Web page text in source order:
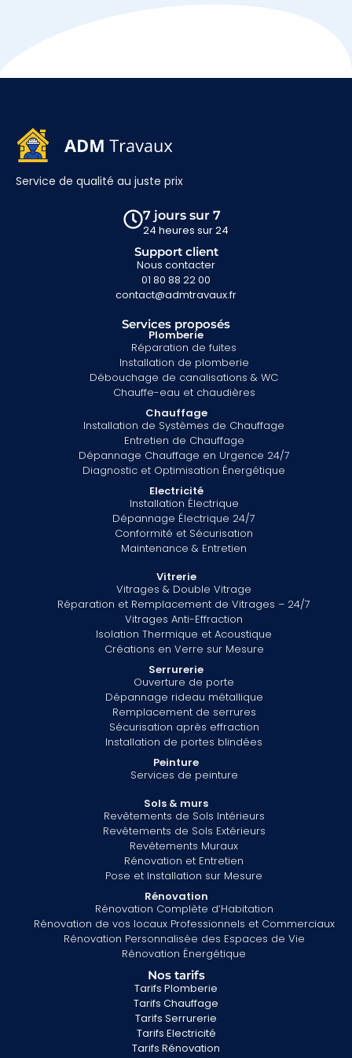
Service de qualité au juste prix
7 jours sur 7
24 heures sur 24
Support client
Nous contacter
01 80 88 22 00
contact@admtravaux.fr
Services proposés
Plomberie
Réparation de fuites
Installation de plomberie
Débouchage de canalisations & WC
Chauffe-eau et chaudières
Chauffage
Installation de Systèmes de Chauffage
Entretien de Chauffage
Dépannage Chauffage en Urgence 24/7
Diagnostic et Optimisation Énergétique
Electricité
Installation Électrique
Dépannage Électrique 24/7
Conformité et Sécurisation
Maintenance & Entretien
Vitrerie
Vitrages & Double Vitrage
Réparation et Remplacement de Vitrages – 24/7
Vitrages Anti-Effraction
Isolation Thermique et Acoustique
Créations en Verre sur Mesure
Serrurerie
Ouverture de porte
Dépannage rideau métallique
Remplacement de serrures
Sécurisation après effraction
Installation de portes blindées
Peinture
Services de peinture
Sols & murs
Revêtements de Sols Intérieurs
Revêtements de Sols Extérieurs
Revêtements Muraux
Rénovation et Entretien
Pose et Installation sur Mesure
Rénovation
Rénovation Complète d’Habitation
Rénovation de vos locaux Professionnels et Commerciaux
Rénovation Personnalisée des Espaces de Vie
Rénovation Énergétique
Nos tarifs
Tarifs Plomberie
Tarifs Chauffage
Tarifs Serrurerie
Tarifs Electricité
Tarifs Rénovation